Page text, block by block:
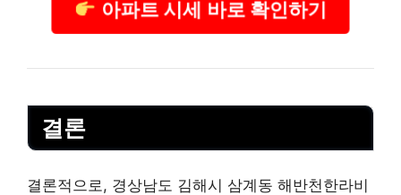
아파트 시세 바로 확인하기
결론
결론적으로, 경상남도 김해시 삼계동 해반천한라비